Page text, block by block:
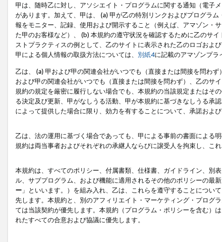
甲は、随時乙に対し、アソシエイト・プログラムに関する通知（電子
があります。加えて、甲は、 (a) 甲が乙の特別リンクおよびプログラ
報をモニター、記録、使用および開示すること（例えば、アマゾン・
た甲のお客様など）、 (b) 本規約の遵守状況を確認するために乙のサ
ストプラクティスの例として、乙のサイトに表示された乙のロゴおよ
甲による個人情報の取扱方法については、 別紙4に記載のアマゾンプ
乙は、 (a) 甲および甲の関連会社がいつでも（直接または間接を問わ
および甲の関連会社がいつでも（直接または間接を問わず）、乙のサ
規約の規定を厳密に履行しない場合でも、本規約の当該規定またはそ
る決定及び更新、甲がなしうる活動、甲が本規約に基づきなしうる承
によって提供した場合に限り、効力を有することについて、承諾およ
乙は、法の運用に基づく場合であっても、甲による事前の書面による
規約は両当事者およびそれぞれの承継人ならびに譲受人を拘束し、こ
本規約は、すべてのポリシー、付属書類、仕様書、ガイドライン、別
ル、サブプログラム、および機能に適用されるその他のポリシーの最
ー 」といいます。）を組み入れ、乙は、これらを遵守することにつ
先します。本規約と、別のアフィリエイト・マーケティング・プログ
ては当該契約が優先します。本規約（プログラム・ポリシーを含む）
れたすべての合意および協議に優先します。